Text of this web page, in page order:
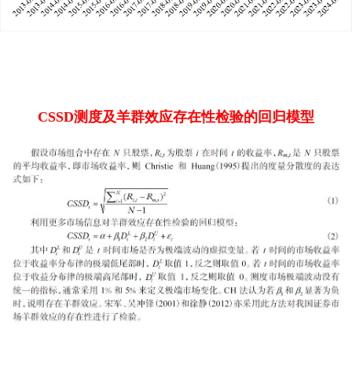
CSSD测度及羊群效应存在性检验的回归模型